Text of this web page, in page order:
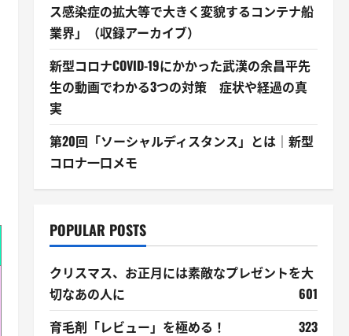
ス感染症の拡大等で大きく変貌するコンテナ船
業界」（収録アーカイブ）
新型コロナCOVID-19にかかった武漢の余昌平先
生の動画でわかる3つの対策 症状や経過の真
実
第20回「ソーシャルディスタンス」とは｜新型
コロナ一口メモ
POPULAR POSTS
クリスマス、お正月には素敵なプレゼントを大
切なあの人に
601
育毛剤「レビュー」を極める！
323